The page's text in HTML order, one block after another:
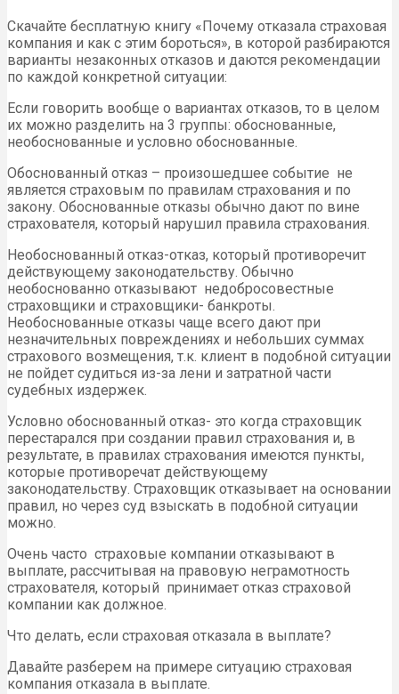
Скачайте бесплатную книгу «Почему отказала страховая
компания и как с этим бороться», в которой разбираются
варианты незаконных отказов и даются рекомендации
по каждой конкретной ситуации:
Если говорить вообще о вариантах отказов, то в целом
их можно разделить на 3 группы: обоснованные,
необоснованные и условно обоснованные.
Обоснованный отказ – произошедшее событие не
является страховым по правилам страхования и по
закону. Обоснованные отказы обычно дают по вине
страхователя, который нарушил правила страхования.
Необоснованный отказ-отказ, который противоречит
действующему законодательству. Обычно
необоснованно отказывают недобросовестные
страховщики и страховщики- банкроты.
Необоснованные отказы чаще всего дают при
незначительных повреждениях и небольших суммах
страхового возмещения, т.к. клиент в подобной ситуации
не пойдет судиться из-за лени и затратной части
судебных издержек.
Условно обоснованный отказ- это когда страховщик
перестарался при создании правил страхования и, в
результате, в правилах страхования имеются пункты,
которые противоречат действующему
законодательству. Страховщик отказывает на основании
правил, но через суд взыскать в подобной ситуации
можно.
Очень часто страховые компании отказывают в
выплате, рассчитывая на правовую неграмотность
страхователя, который принимает отказ страховой
компании как должное.
Что делать, если страховая отказала в выплате?
Давайте разберем на примере ситуацию страховая
компания отказала в выплате.